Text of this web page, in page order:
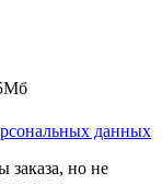
данных
заказа, но не